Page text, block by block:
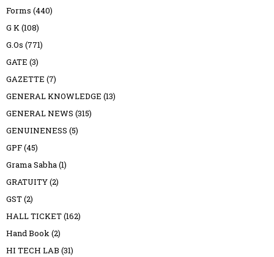
Forms (440)
G K(108)
G.Os (771)
GATE (3)
GAZETTE (7)
GENERAL KNOWLEDGE (13)
GENERAL NEWS (315)
GENUINENESS (5)
GPF(45)
Grama Sabha(1)
GRATUITY(2)
GST(2)
HALL TICKET(162)
Hand Book(2)
HI TECH LAB (31)